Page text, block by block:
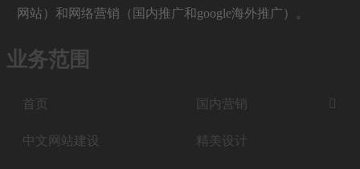
网站）和网络营销（国内推广和google海外推广）。
业务范围
首页
中文网站建设
国内营销 
精美设计